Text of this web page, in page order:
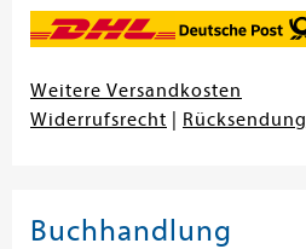
Weitere Versandkosten
Widerrufsrecht
Rücksendung
Buchhandlung